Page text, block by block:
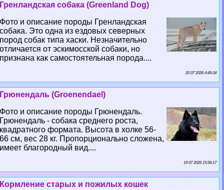
Гренландская собака (Greenland Dog)
Фото и описание породы Гренландская
собака. Это одна из ездовых северных
пород собак типа хаски. Незначительно
отличается от эскимосской собаки, но
признана как самостоятельная порода....
20 07 2026 4:49:34
Грюнендаль (Groenendael)
Фото и описание породы Грюнендаль.
Грюнендаль - собака среднего роста,
квадратного формата. Высота в холке 56-
66 см, вес 28 кг. Пропорционально сложена,
имеет благородный вид....
19 07 2026 15:56:17
Кормление старых и пожилых кошек